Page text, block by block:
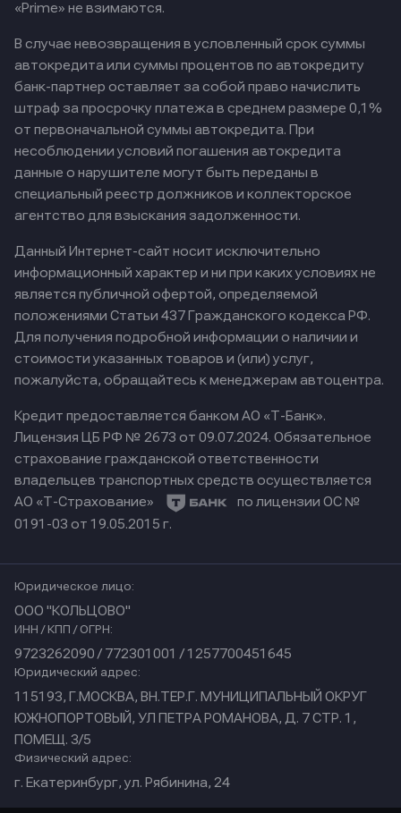
«Prime» не взимаются.
В случае невозвращения в условленный срок суммы
автокредита или суммы процентов по автокредиту
банк-партнер оставляет за собой право начислить
штраф за просрочку платежа в среднем размере 0,1%
от первоначальной суммы автокредита. При
несоблюдении условий погашения автокредита
данные о нарушителе могут быть переданы в
специальный реестр должников и коллекторское
агентство для взыскания задолженности.
Данный Интернет-сайт носит исключительно
информационный характер и ни при каких условиях не
является публичной офертой, определяемой
положениями Статьи 437 Гражданского кодекса РФ.
Для получения подробной информации о наличии и
стоимости указанных товаров и (или) услуг,
пожалуйста, обращайтесь к менеджерам автоцентра.
Кредит предоставляется банком АО «Т-Банк».
Лицензия ЦБ РФ № 2673 от 09.07.2024. Обязательное
страхование гражданской ответственности
владельцев транспортных средств осуществляется
АО «Т-Страхование»
по лицензии ОС №
0191-03 от 19.05.2015 г.
Юридическое лицо:
ООО "КОЛЬЦОВО"
ИНН / КПП / ОГРН:
9723262090 / 772301001 / 1257700451645
Юридический адрес:
115193, Г.МОСКВА, ВН.ТЕР.Г. МУНИЦИПАЛЬНЫЙ ОКРУГ
ЮЖНОПОРТОВЫЙ, УЛ ПЕТРА РОМАНОВА, Д. 7 СТР. 1,
ПОМЕЩ. 3/5
Физический адрес:
г. Екатеринбург, ул. Рябинина, 24